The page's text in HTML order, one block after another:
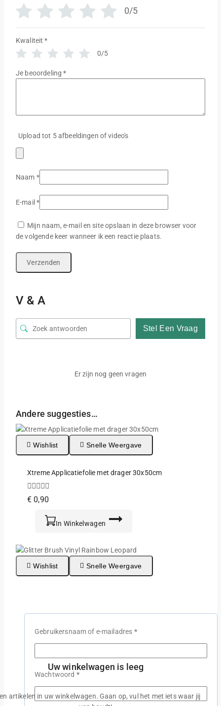
0/5
Kwaliteit *
0/5
Je beoordeling*
Upload tot 5 afbeeldingen of video's
Naam *
E-mail*
Mijn naam, e-mail en site opslaan in deze browser voor
de volgende keer wanneer ik een reactie plaats.
V & A
Stel Een Vraag
Er zijn nog geen vragen
Andere suggesties…
Wishlist Snelle Weergave
Xtreme Applicatiefolie met drager 30x50cm
0
van
€ 0,90
In Winkelwagen
Wishlist Snelle Weergave
In Winkelwagen
Wishlist Snelle Weergave
Gebruikersnaam of e-mailadres *Vereist
Wachtwoord *Vereist
Uw winkelwagen is leeg
artikelen in uw winkelwagen. Gaan op, vul het met iets waar jij